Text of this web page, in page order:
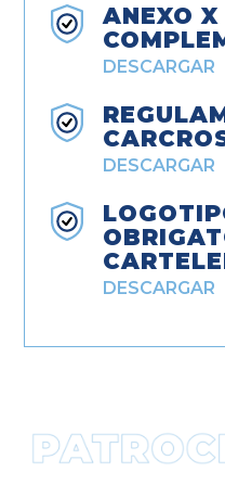
ANEXO
DESCARGAR
DESCARGAR
DESCARGAR